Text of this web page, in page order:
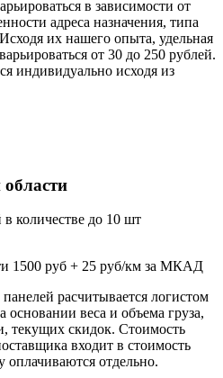
в зависимости от
адреса назначения, типа
их нашего опыта, удельная
от 30 до 250 рублей.
индивидуально исходя из
количестве до 10 шт
1500 руб + 25 руб/км за МКАД
расчитывается логистом
веса и объема груза,
текущих скидок. Стоимость
входит в стоимость
оплачиваются отдельно.